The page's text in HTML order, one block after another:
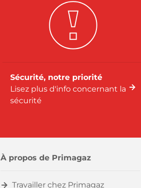
Sécurité, notre priorité
Lisez plus d'info concernant la
sécurité
À propos de Primagaz
Travailler chez Primagaz